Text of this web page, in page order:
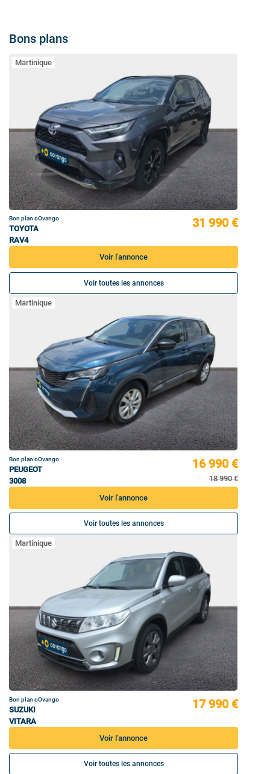
Bons plans
Martinique
Bon plan oOvango
TOYOTA
RAV4
31 990 €
Voir l'annonce
Voir toutes les annonces
Martinique
Bon plan oOvango
PEUGEOT
3008
16 990 €
18 990 €
Voir l'annonce
Voir toutes les annonces
Martinique
Bon plan oOvango
SUZUKI
VITARA
17 990 €
Voir l'annonce
Voir toutes les annonces